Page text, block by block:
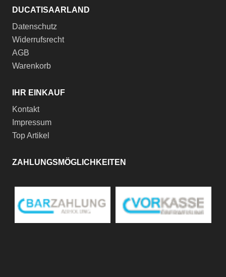
DUCATISAARLAND
Datenschutz
Widerrufsrecht
AGB
Warenkorb
IHR EINKAUF
Kontakt
Impressum
Top Artikel
ZAHLUNGSMÖGLICHKEITEN